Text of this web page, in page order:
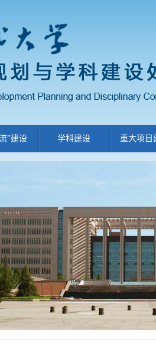
”建设 学科建设 重大项目